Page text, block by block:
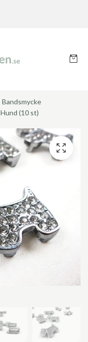
Bandsmycke
(10 st)